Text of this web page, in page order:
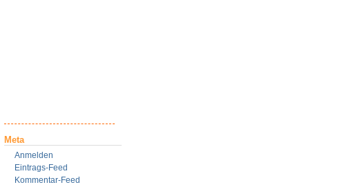
Meta
Anmelden
Eintrags-Feed
Kommentar-Feed